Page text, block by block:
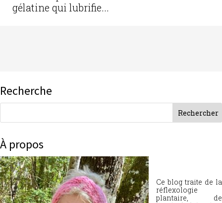
gélatine qui lubrifie...
Recherche
À propos
Ce blog traite de la
réflexologie
plantaire, de